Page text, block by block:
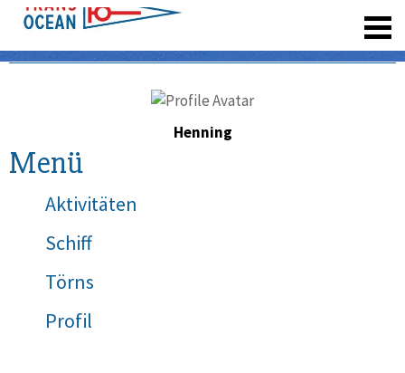
Henning
Menü
Aktivitäten
Schiff
Törns
Profil